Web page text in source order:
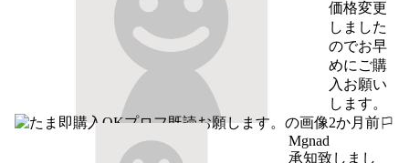
願しま
す。
価格変更
しました
のでお早
めにご購
入お願い
します。
2か月前
報告する
Mgnad
承知致しまし